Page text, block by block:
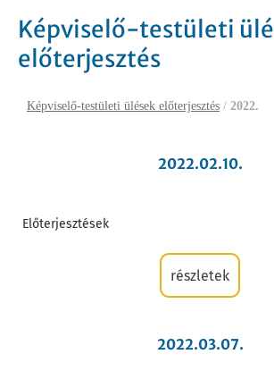
Képviselő-testületi
előterjesztés
Képviselő-testületi ülések előterjesztés / 2022.
2022.02.10.
Előterjesztések
részletek
2022.03.07.